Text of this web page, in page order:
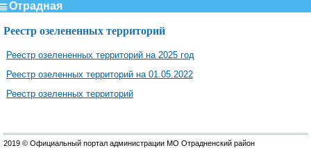
Отрадная
Реестр озелененных территорий
Реестр озелененных территорий на 2025 год
Реестр озеленных территорий на 01.05.2022
Реестр озеленных территорий
2019 © Официальный портал администрации МО Отрадненский район